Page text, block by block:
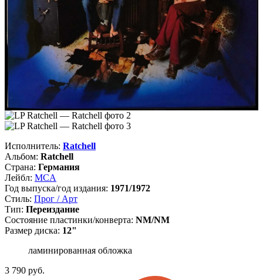
Исполнитель: Ratchell
Альбом: Ratchell
Страна: Германия
Лейбл: MCA
Год выпуска/год издания: 1971/1972
Стиль: Прог / Арт
Тип: Переиздание
Состояние пластинки/конверта: NM/NM
Размер диска: 12"
ламинированная обложка
3 790 руб.